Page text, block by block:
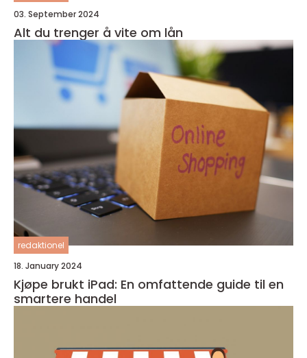
03. September 2024
Alt du trenger å vite om lån
redaktionel
18. January 2024
Kjøpe brukt iPad: En omfattende guide til en
smartere handel